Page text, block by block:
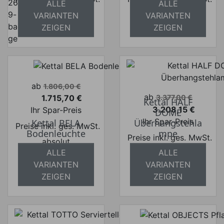
absolut
versandkostenfrei
ALLE
VARIANTEN
ZEIGEN
absolut
versandkostenfrei
ALLE
VARIANTEN
ZEIGEN
Verkaufspreis
ab 1.806,00 €
Preis
1.715,70 €
Ihr Spar-Preis
Preise inkl. ges. MwSt.
absolut
versandkostenfrei
Kettal BELA
Bodenleuchte
ALLE
VARIANTEN
ZEIGEN
Verkaufspreis
ab 3.377,00 €
Preis
3.208,15 €
Ihr Spar-Preis
Preise inkl. ges. MwSt.
absolut
versandkostenfrei
Kettal HALF
DOME
Überhangstehla
mpe
ALLE
VARIANTEN
ZEIGEN